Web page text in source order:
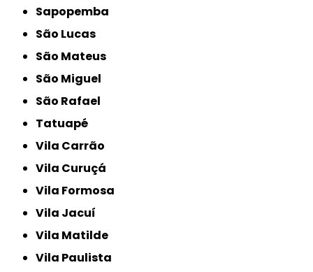
Sapopemba
São Lucas
São Mateus
São Miguel
São Rafael
Tatuapé
Vila Carrão
Vila Curuçá
Vila Formosa
Vila Jacuí
Vila Matilde
Vila Paulista